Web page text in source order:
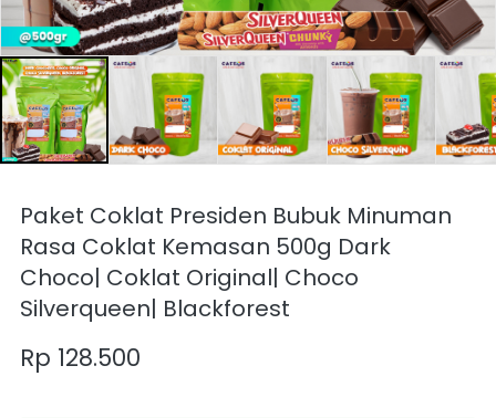
Paket Coklat Presiden Bubuk Minuman
Rasa Coklat Kemasan 500g Dark
Choco| Coklat Original| Choco
Silverqueen| Blackforest
Rp 128.500